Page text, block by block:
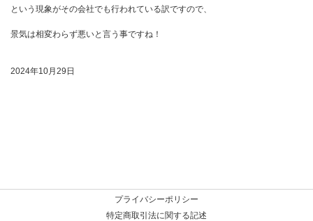
という現象がその会社でも行われている訳ですので、
景気は相変わらず悪いと言う事ですね！
2024年10月29日
プライバシーポリシー
特定商取引法に関する記述